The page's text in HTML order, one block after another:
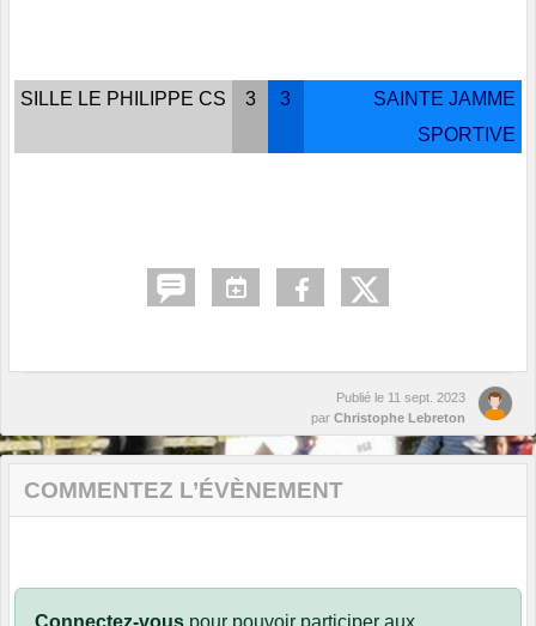
SILLE LE PHILIPPE CS 3 3
SAINTE JAMME
SPORTIVE
Publié le 11 sept. 2023
par Christophe Lebreton
COMMENTEZ L’ÉVÈNEMENT